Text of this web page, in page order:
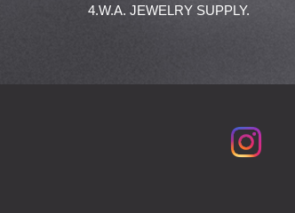
4.W.A. JEWELRY SUPPLY.